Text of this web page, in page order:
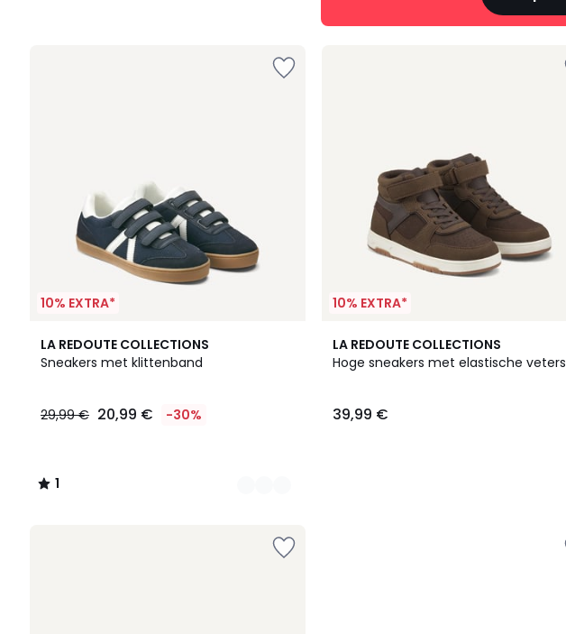
10% EXTRA*
LA REDOUTE COLLECTIONS
Sneakers met klittenband
29,99 € 20,99 € -30%
1
/
2
Kleuren
1
/
10% EXTRA*
LA REDOUTE COLLECTIONS
Hoge sneakers met elastische veters
39,99 €